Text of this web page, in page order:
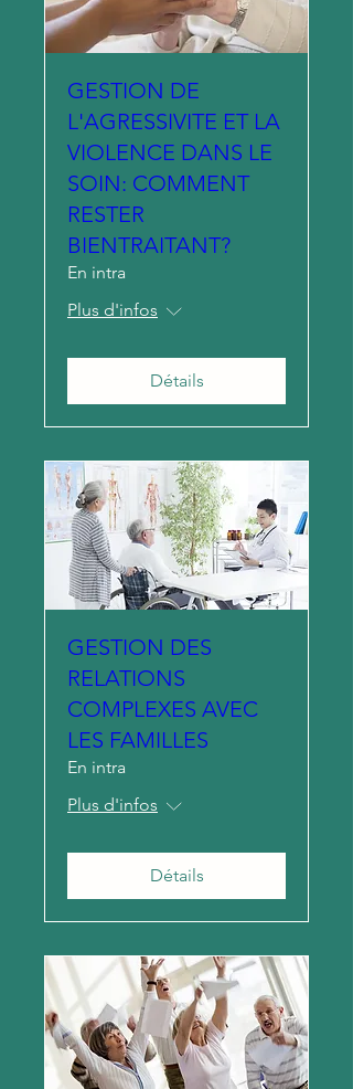
GESTION DE
L'AGRESSIVITE ET LA
VIOLENCE DANS LE
SOIN: COMMENT
RESTER
BIENTRAITANT?
En intra
Plus d'infos
Détails
GESTION DES
RELATIONS
COMPLEXES AVEC
LES FAMILLES
En intra
Plus d'infos
Détails